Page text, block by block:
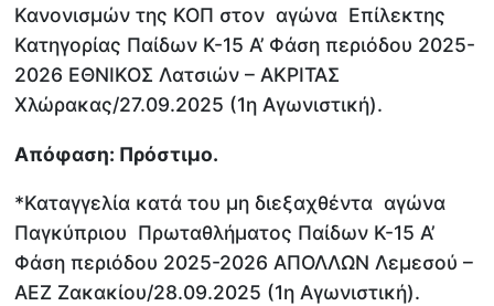
Κανονισμών της ΚΟΠ στον αγώνα Επίλεκτης
Κατηγορίας Παίδων Κ-15 Α’ Φάση περιόδου 2025-
2026 ΕΘΝΙΚΟΣ Λατσιών – ΑΚΡΙΤΑΣ
Χλώρακας/27.09.2025 (1η Αγωνιστική).
Απόφαση: Πρόστιμο.
*Καταγγελία κατά του μη διεξαχθέντα αγώνα
Παγκύπριου Πρωταθλήματος Παίδων Κ-15 Α’
Φάση περιόδου 2025-2026 ΑΠΟΛΛΩΝ Λεμεσού –
ΑΕΖ Ζακακίου/28.09.2025 (1η Αγωνιστική).